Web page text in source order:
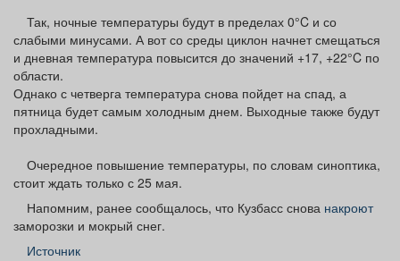
Так, ночные температуры будут в пределах 0°C и со
слабыми минусами. А вот со среды циклон начнет смещаться
и дневная температура повысится до значений +17, +22°C по
области.
Однако с четверга температура снова пойдет на спад, а
пятница будет самым холодным днем. Выходные также будут
прохладными.
Очередное повышение температуры, по словам синоптика,
стоит ждать только с 25 мая.
Напомним, ранее сообщалось, что Кузбасс снова накроют
заморозки и мокрый снег.
Источник